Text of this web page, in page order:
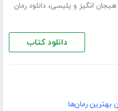
هیجان انگیز و پلیسی،دانلود رمان
دانلود کتاب
بهترین رمان‌ها